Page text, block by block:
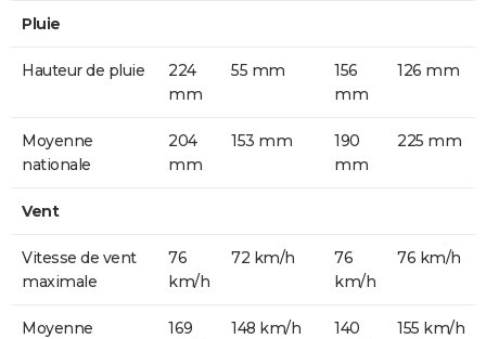
Pluie
Hauteur de pluie
224
mm
55 mm
156
mm
126 mm
Moyenne
nationale
204
mm
153 mm
190
mm
225 mm
Vent
Vitesse de vent
maximale
76
km/h
72 km/h
76
km/h
76 km/h
Moyenne
169
148 km/h
140
155 km/h